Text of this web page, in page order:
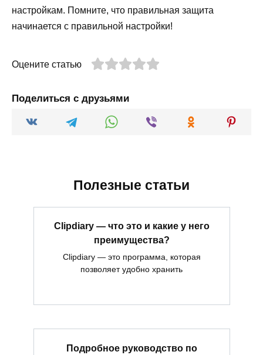
настройкам. Помните, что правильная защита
начинается с правильной настройки!
Оцените статью
Поделиться с друзьями
Полезные статьи
Clipdiary — что это и какие у него
преимущества?
Clipdiary — это программа, которая
позволяет удобно хранить
Подробное руководство по